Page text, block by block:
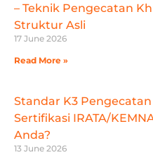
– Teknik Pengecatan
Struktur Asli
17 June 2026
Read More »
Standar K3
Sertifikasi IRATA/
Anda?
13 June 2026